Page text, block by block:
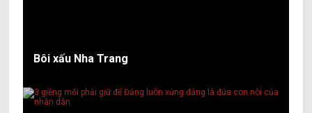
Bôi xấu Nha Trang